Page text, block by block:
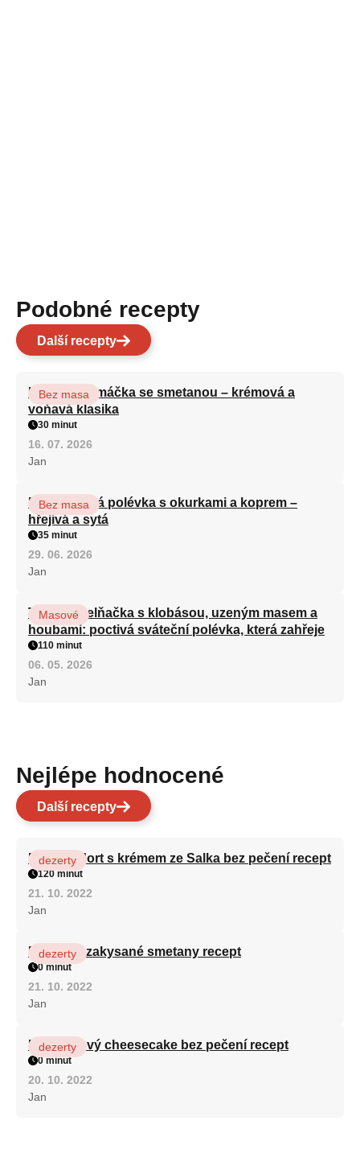
Podobné recepty
Další recepty
Houbová omáčka se smetanou – krémová a
voňavá klasika
Bez masa
30 minut
16. 07. 2026
Jan
Bramborová polévka s okurkami a koprem –
hřejivá a sytá
Bez masa
35 minut
29. 06. 2026
Jan
Tradiční zelňačka s klobásou, uzeným masem a
houbami: poctivá sváteční polévka, která zahřeje
Masové
110 minut
06. 05. 2026
Jan
Nejlépe hodnocené
Další recepty
Patrový dort s krémem ze Salka bez pečení recept
dezerty
120 minut
21. 10. 2022
Jan
Fánky ze zakysané smetany recept
dezerty
0 minut
21. 10. 2022
Jan
Karamelový cheesecake bez pečení recept
dezerty
0 minut
20. 10. 2022
Jan